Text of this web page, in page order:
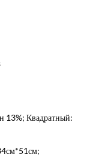
13%; Квадратный: